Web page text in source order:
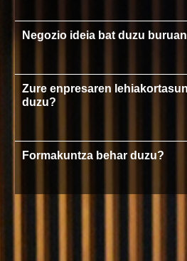
Negozio ideia bat duzu
Zure enpresaren
duzu?
Formakuntza behar duzu?